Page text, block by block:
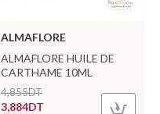
ALMAFLORE
ALMAFLORE HUILE DE
CARTHAME 10ML
3,884DT
4,855DT